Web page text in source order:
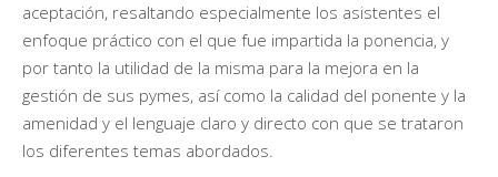
aceptación, resaltando especialmente los asistentes el
enfoque práctico con el que fue impartida la ponencia, y
por tanto la utilidad de la misma para la mejora en la
gestión de sus pymes, así como la calidad del ponente y la
amenidad y el lenguaje claro y directo con que se trataron
los diferentes temas abordados.